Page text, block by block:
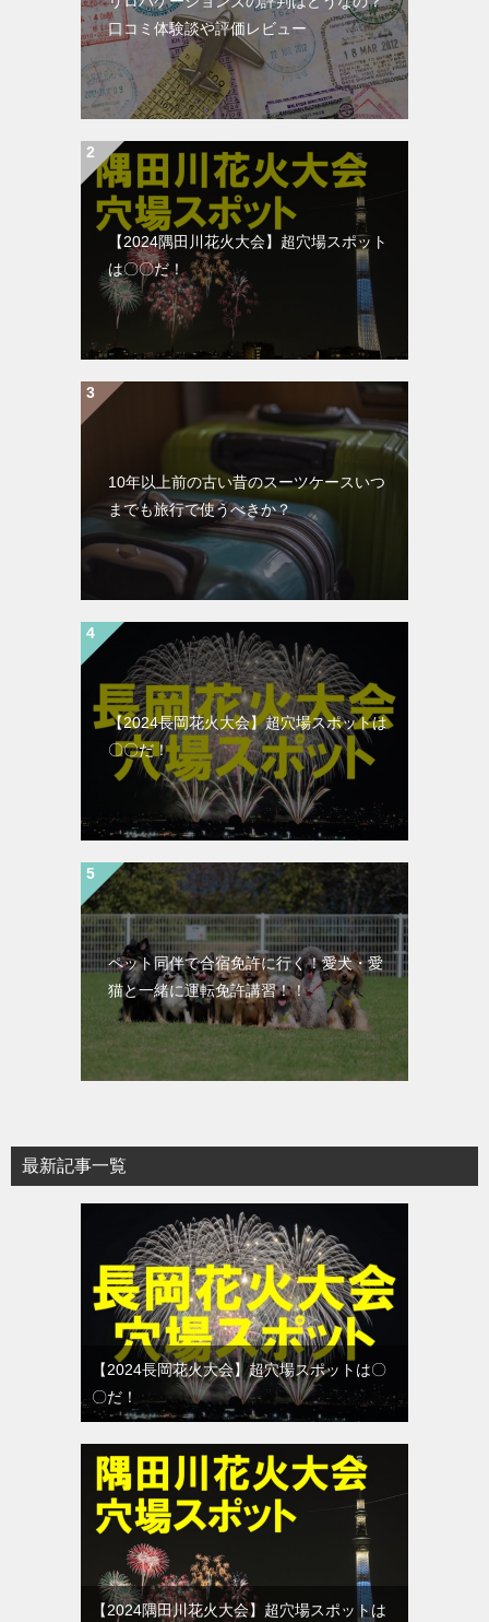
口コミ体験談や評価レビュー
【2024隅田川花火大会】超穴場スポット
は〇〇だ！
10年以上前の古い昔のスーツケースいつ
までも旅行で使うべきか？
【2024長岡花火大会】超穴場スポットは
〇〇だ！
ペット同伴で合宿免許に行く！愛犬・愛
猫と一緒に運転免許講習！！
最新記事一覧
【2024長岡花火大会】超穴場スポットは〇
〇だ！
【2024隅田川花火大会】超穴場スポットは